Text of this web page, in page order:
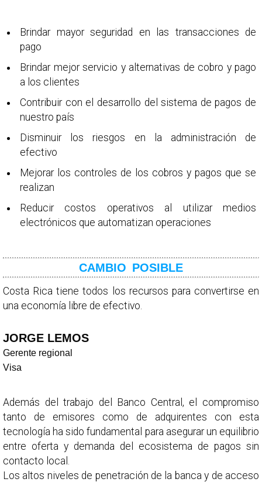
Brindar mayor seguridad en las transacciones de
pago
Brindar mejor servicio y alternativas de cobro y pago
a los clientes
Contribuir con el desarrollo del sistema de pagos de
nuestro país
Disminuir los riesgos en la administración de
efectivo
Mejorar los controles de los cobros y pagos que se
realizan
Reducir costos operativos al utilizar medios
electrónicos que automatizan operaciones
CAMBIO POSIBLE
Costa Rica tiene todos los recursos para convertirse en
una economía libre de efectivo.
JORGE LEMOS
Gerente regional
Visa
Además del trabajo del Banco Central, el compromiso
tanto de emisores como de adquirentes con esta
tecnología ha sido fundamental para asegurar un equilibrio
entre oferta y demanda del ecosistema de pagos sin
contacto local.
Los altos niveles de penetración de la banca y de acceso